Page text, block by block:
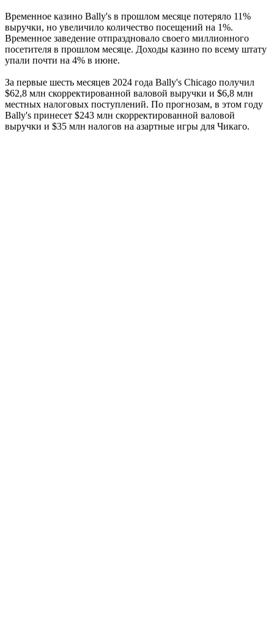
Временное казино Bally's в прошлом месяце потеряло 11%
выручки, но увеличило количество посещений на 1%.
Временное заведение отпраздновало своего миллионного
посетителя в прошлом месяце. Доходы казино по всему штату
упали почти на 4% в июне.
За первые шесть месяцев 2024 года Bally's Chicago получил
$62,8 млн скорректированной валовой выручки и $6,8 млн
местных налоговых поступлений. По прогнозам, в этом году
Bally's принесет $243 млн скорректированной валовой
выручки и $35 млн налогов на азартные игры для Чикаго.